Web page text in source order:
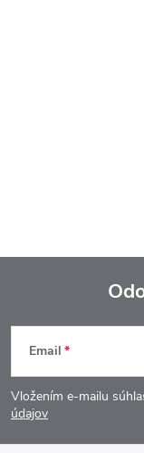
Z
á
p
Email
Vložením e-mailu
údajov